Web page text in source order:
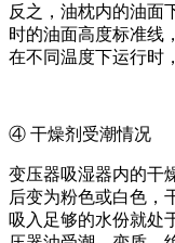
反之，油枕内的油
时的油面高度标准线
在不同温度下运行时
④ 干燥剂受潮情况
变压器吸湿器内的干
后变为粉色或白色，
吸入足够的水份就处